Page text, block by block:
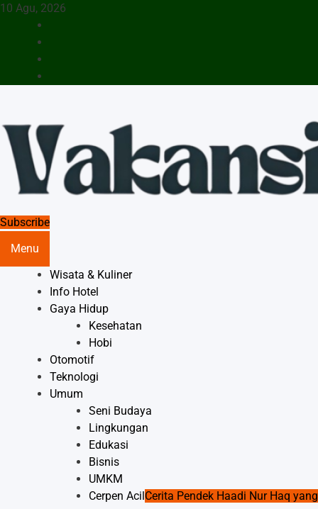
Skip
10 Agu, 2026
Vakansiinfo
Menyajikan Berita Serta Informasi Seputar Pariwisata Dan
Subscribe
Menu
Wisata & Kuliner
Info Hotel
Gaya Hidup
Kesehatan
Hobi
Otomotif
Teknologi
Umum
Seni Budaya
Lingkungan
Edukasi
Bisnis
UMKM
Cerpen AcilCerita Pendek Haadi Nur Haq